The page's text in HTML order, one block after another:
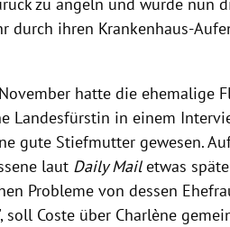
durch ihren Krankenhaus-
hatte die ehemalige
Landesfürstin in einem
gute Stiefmutter gewesen.
laut Daily Mailetwas
Probleme von dessen
Coste über Charlène